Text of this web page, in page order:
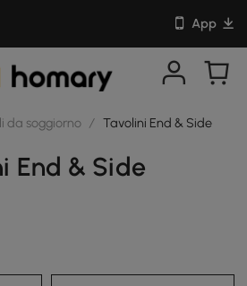
App
da soggiorno / Tavolini End & Side
End & Side